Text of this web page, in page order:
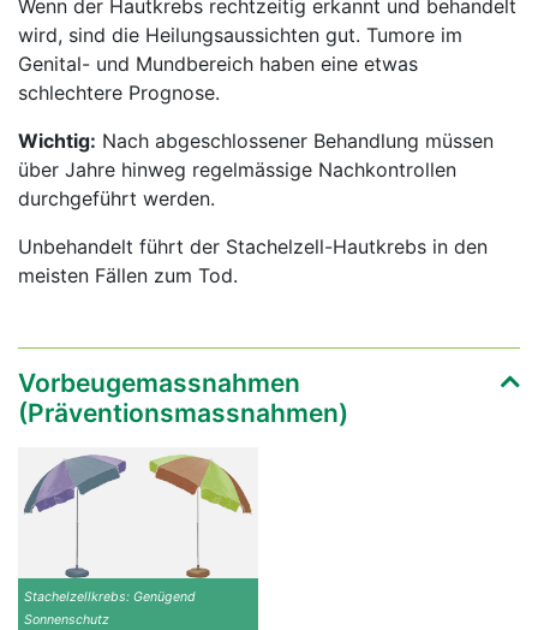
Wenn der Hautkrebs rechtzeitig erkannt und behandelt
wird, sind die Heilungsaussichten gut. Tumore im
Genital- und Mundbereich haben eine etwas
schlechtere Prognose.
Wichtig: Nach abgeschlossener Behandlung müssen
über Jahre hinweg regelmässige Nachkontrollen
durchgeführt werden.
Unbehandelt führt der Stachelzell-Hautkrebs in den
meisten Fällen zum Tod.
Vorbeugemassnahmen
(Präventionsmassnahmen)
Stachelzellkrebs: Genügend
Sonnenschutz